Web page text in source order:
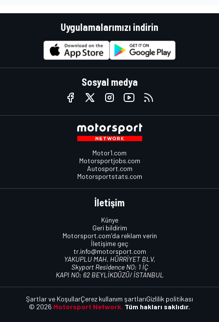
Uygulamalarımızı indirin
Sosyal medya
Motor1.com
Motorsportjobs.com
Autosport.com
Motorsportstats.com
İletişim
Künye
Geri bildirim
Motorsport.com'da reklam verin
İletişime geç
tr.info@motorsport.com
YAKUPLU MAH. HÜRRİYET BLV.
Skyport Residence NO: 1 İÇ
KAPI NO: 62 BEYLİKDÜZÜ/ İSTANBUL
© 2026 Motorsport Network. Tüm hakları saklıdır.
Şartlar ve KoşullarÇerez kullanım şartlarıGizlilik politikası